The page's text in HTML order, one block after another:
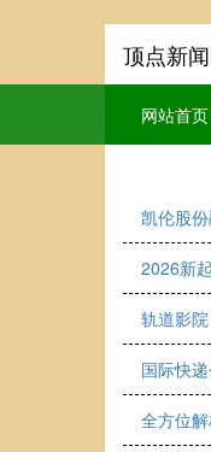
顶点新
网站首页
凯伦股
2026新
轨道影
国际快
全方位